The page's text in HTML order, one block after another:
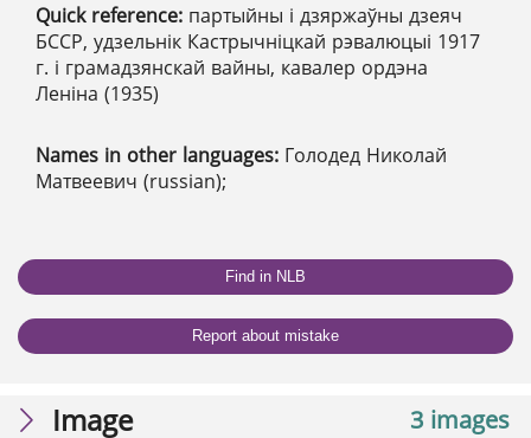
Quick reference: партыйны і дзяржаўны дзеяч
БССР, удзельнік Кастрычніцкай рэвалюцыі 1917
г. і грамадзянскай вайны, кавалер ордэна
Леніна (1935)
Names in other languages: Голодед Николай
Матвеевич (russian);
Find in NLB
Report about mistake
3 images
Image